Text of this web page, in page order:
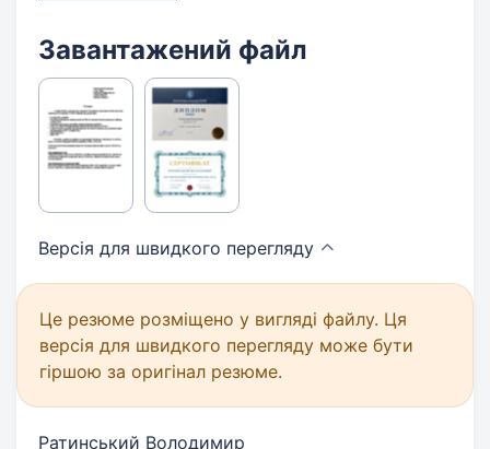
Завантажений файл
Версія для швидкого перегляду
Це резюме розміщено у вигляді файлу. Ця
версія для швидкого перегляду може бути
гіршою за оригінал резюме.
Ратинський Володимир